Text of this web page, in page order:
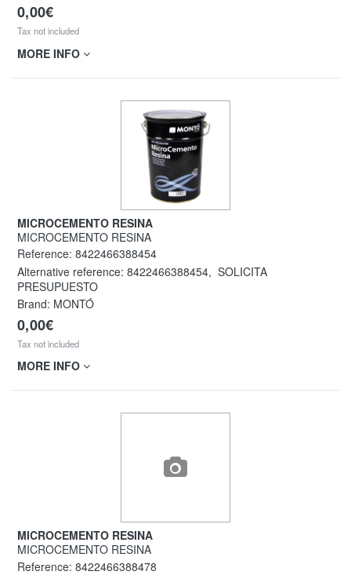
0,00€
Tax not included
MORE INFO
MICROCEMENTO RESINA
MICROCEMENTO RESINA
Reference: 8422466388454
Alternative reference: 8422466388454, SOLICITA
PRESUPUESTO
Brand: MONTÓ
0,00€
Tax not included
MORE INFO
MICROCEMENTO RESINA
MICROCEMENTO RESINA
Reference: 8422466388478